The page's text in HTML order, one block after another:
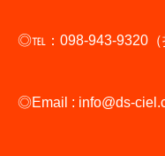
◎℡：098-943-9320（
◎Email : info@ds-